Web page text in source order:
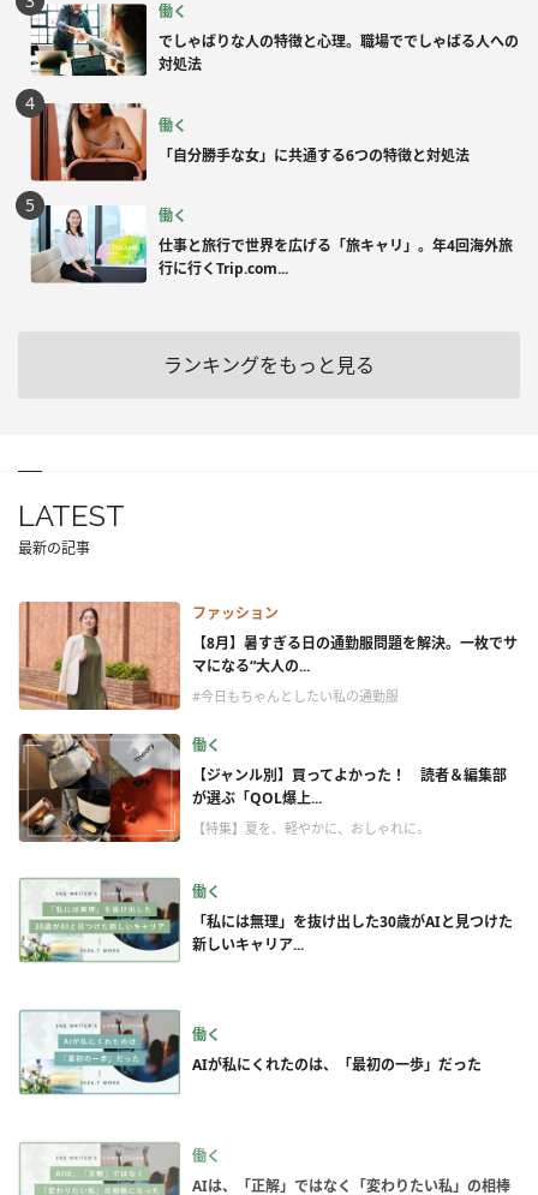
働く
でしゃばりな人の特徴と心理。職場ででしゃばる人への
対処法
働く
「自分勝手な女」に共通する6つの特徴と対処法
働く
仕事と旅行で世界を広げる「旅キャリ」。年4回海外旅
行に行くTrip.com...
ランキングをもっと見る
LATEST
最新の記事
ファッション
【8月】暑すぎる日の通勤服問題を解決。一枚でサ
マになる“大人の...
#今日もちゃんとしたい私の通勤服
働く
【ジャンル別】買ってよかった！ 読者＆編集部
が選ぶ「QOL爆上...
【特集】夏を、軽やかに、おしゃれに。
働く
「私には無理」を抜け出した30歳がAIと見つけた
新しいキャリア...
働く
AIが私にくれたのは、「最初の一歩」だった
働く
AIは、「正解」ではなく「変わりたい私」の相棒